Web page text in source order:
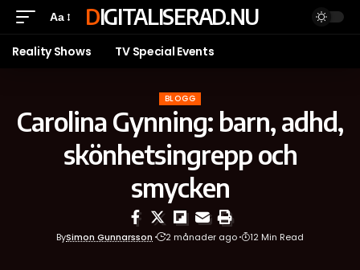
Aa DIGITALISERAD.NU
Reality Shows TV Special Events
BLOGG
Carolina Gynning: barn, adhd,
skönhetsingrepp och
smycken
BySimon Gunnarsson 2 månader ago 12 Min Read